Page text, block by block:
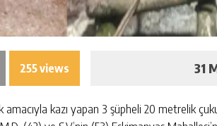
255 views 31
kazı yapan 3 şüpheli 20 metrelik